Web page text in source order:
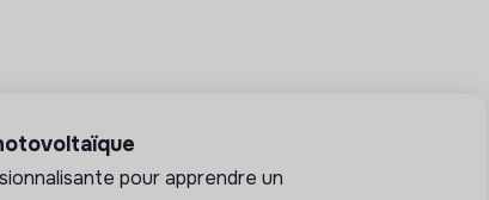
aux clients
pour apprendre un